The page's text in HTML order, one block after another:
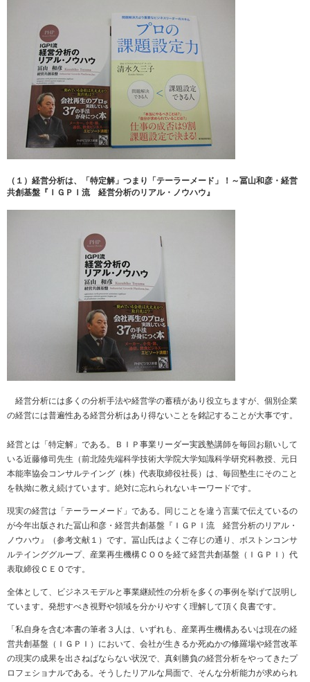
（１）経営分析は、「特定解」つまり「テーラーメード」！～冨山和彦・経営
共創基盤『ＩＧＰＩ流 経営分析のリアル・ノウハウ』
経営分析には多くの分析手法や経営学の蓄積があり役立ちますが、個別企業
の経営には普遍性ある経営分析はあり得ないことを銘記することが大事です。
経営とは「特定解」である。ＢＩＰ事業リーダー実践塾講師を毎回お願いして
いる近藤修司先生（前北陸先端科学技術大学院大学知識科学研究科教授、元日
本能率協会コンサルテイング（株）代表取締役社長）は、毎回塾生にそのこと
を執拗に教え続けています。絶対に忘れられないキーワードです。
現実の経営は「テーラーメード」である。同じことを違う言葉で伝えているの
が今年出版された冨山和彦・経営共創基盤『ＩＧＰＩ流 経営分析のリアル・
ノウハウ』（参考文献１）です。冨山氏はよくご存じの通り、ボストンコンサ
ルテインググループ、産業再生機構ＣＯＯを経て経営共創基盤（ＩＧＰＩ）代
表取締役ＣＥＯです。
全体として、ビジネスモデルと事業継続性の分析を多くの事例を挙げて説明し
ています。発想すべき視野や領域を分かりやすく理解して頂く良書です。
「私自身を含む本書の筆者３人は、いずれも、産業再生機構あるいは現在の経
営共創基盤（ＩＧＰＩ）において、会社が生きるか死ぬかの修羅場や経営改革
の現実の成果を出さねばならない状況で、真剣勝負の経営分析をやってきたプ
ロフェショナルである。そうしたリアルな局面で、そんな分析能力が求められ